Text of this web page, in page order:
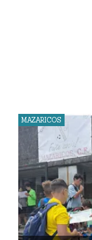
MAZARICOS